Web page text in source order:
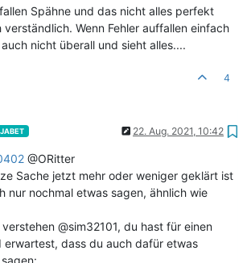
Spähne und das nicht alles perfekt
Wenn Fehler auffallen einfach
nicht überall und sieht alles....
4
22. Aug. 2021, 10:42
@ORitter
Sache jetzt mehr oder weniger geklärt ist
nur nochmal etwas sagen, ähnlich wie
@sim32101, du hast für einen
erwartest, dass du auch dafür etwas